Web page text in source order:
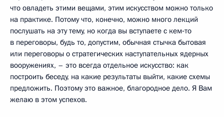
что овладеть этими вещами, этим искусством можно только
на практике. Потому что, конечно, можно много лекций
послушать на эту тему, но когда вы вступаете с кем‑то
в переговоры, будь то, допустим, обычная стычка бытовая
или переговоры о стратегических наступательных ядерных
вооружениях, – это всегда отдельное искусство: как
построить беседу, на какие результаты выйти, какие схемы
предложить. Поэтому это важное, благородное дело. Я Вам
желаю в этом успехов.